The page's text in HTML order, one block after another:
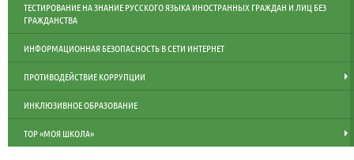
ТЕСТИРОВАНИЕ НА ЗНАНИЕ РУССКОГО ЯЗЫКА ИНОСТРАННЫХ ГРАЖДАН И ЛИЦ БЕЗ
ГРАЖДАНСТВА
ИНФОРМАЦИОННАЯ БЕЗОПАСНОСТЬ В СЕТИ ИНТЕРНЕТ
ПРОТИВОДЕЙСТВИЕ КОРРУПЦИИ
ИНКЛЮЗИВНОЕ ОБРАЗОВАНИЕ
ТОР «МОЯ ШКОЛА»